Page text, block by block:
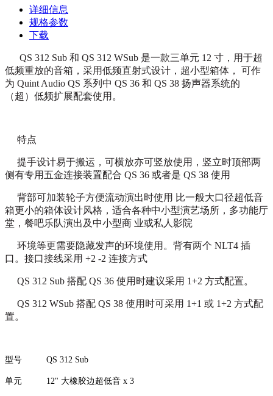
详细信息
规格参数
下载
QS 312 Sub 和 QS 312 WSub 是一款三单元 12 寸，用于超
低频重放的音箱，采用低频直射式设计，超小型箱体， 可作
为 Quint Audio QS 系列中 QS 36 和 QS 38 扬声器系统的
（超）低频扩展配套使用。
特点
提手设计易于搬运，可横放亦可竖放使用，竖立时顶部两
侧有专用五金连接装置配合 QS 36 或者是 QS 38 使用
背部可加装轮子方便流动演出时使用 比一般大口径超低音
箱更小的箱体设计风格，适合各种中小型演艺场所，多功能厅
堂，餐吧乐队演出及中小型商 业或私人影院
环境等更需要隐藏发声的环境使用。背有两个 NLT4 插
口。接口接线采用 +2 -2 连接方式
QS 312 Sub 搭配 QS 36 使用时建议采用 1+2 方式配置。
QS 312 WSub 搭配 QS 38 使用时可采用 1+1 或 1+2 方式配
置。
型号 QS 312 Sub
单元 12" 大橡胶边超低音 x 3